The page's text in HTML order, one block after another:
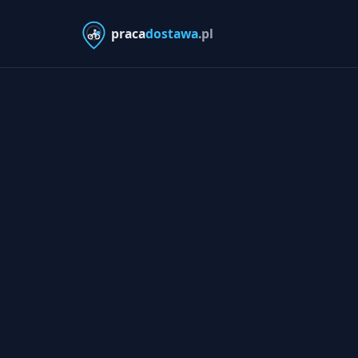
pracadostawa.pl